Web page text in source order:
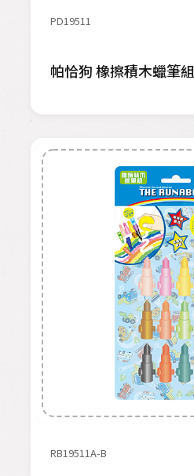
PD19511
帕恰狗 橡擦積木蠟筆組
RB19511A-B